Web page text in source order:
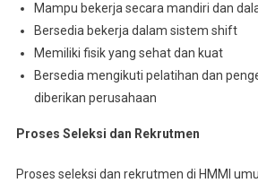
Mampu bekerja secara mandiri dan
Bersedia bekerja dalam sistem shift
Memiliki fisik yang sehat dan kuat
Bersedia mengikuti pelatihan dan
diberikan perusahaan
Proses Seleksi dan Rekrutmen
Proses seleksi dan rekrutmen di HMMI